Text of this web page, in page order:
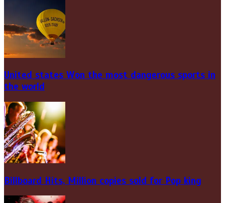
United states Won the most dangerous sports in
the world
Billboard Hits, Million copies sold for Pop king